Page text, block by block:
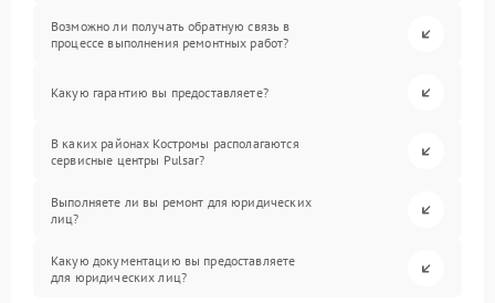
Возможно ли получать обратную связь в
процессе выполнения ремонтных работ?
Какую гарантию вы предоставляете?
В каких районах Костромы располагаются
сервисные центры Pulsar?
Выполняете ли вы ремонт для юридических
лиц?
Какую документацию вы предоставляете
для юридических лиц?